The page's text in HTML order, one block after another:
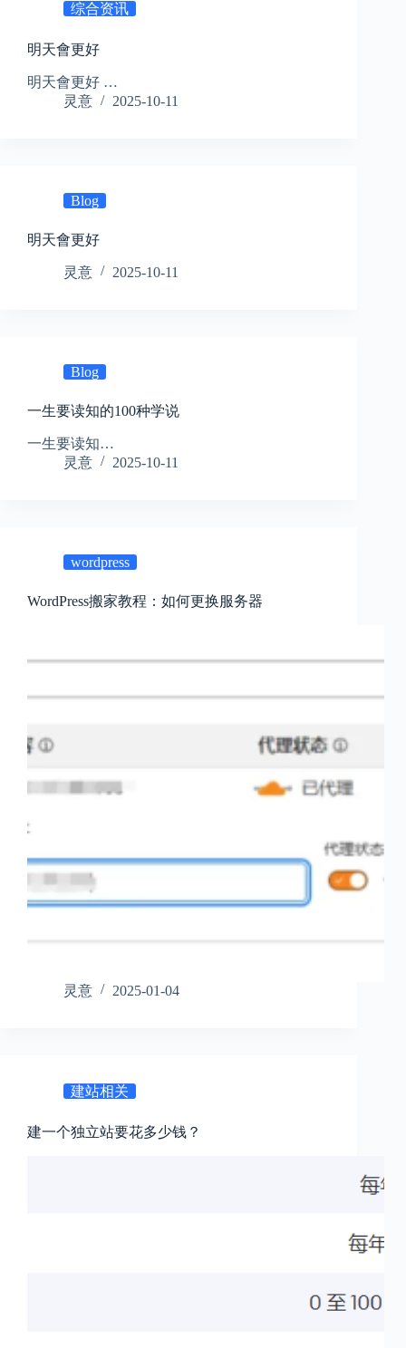
综合资讯
明天會更好
明天會更好 …
灵意
2025-10-11
Blog
明天會更好
灵意 2025-10-11
Blog
一生要读知的100种学说
一生要读知…
灵意
2025-10-11
wordpress
WordPress搬家教程：如何更换服务器
灵意 2025-01-04
建站相关
建一个独立站要花多少钱？